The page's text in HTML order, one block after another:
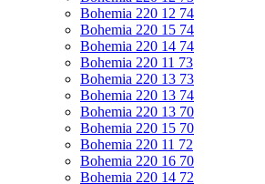
Bohemia 220 12 74
Bohemia 220 15 74
Bohemia 220 14 74
Bohemia 220 11 73
Bohemia 220 13 73
Bohemia 220 13 74
Bohemia 220 13 70
Bohemia 220 15 70
Bohemia 220 11 72
Bohemia 220 16 70
Bohemia 220 14 72